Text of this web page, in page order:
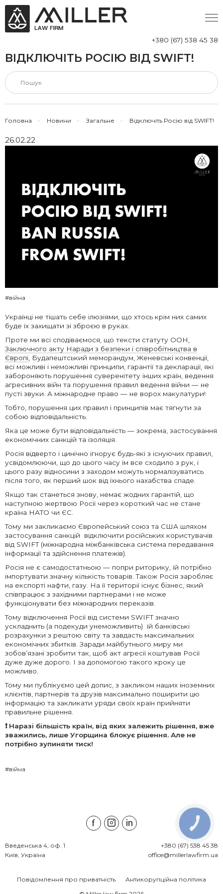
+380 (67) 538 45 38
ВІДКЛЮЧІТЬ РОСІЮ ВІД SWIFT!
Головна > Новини > Загальне > Відключіть Росію від SWIFT!
26.02.22
#війна
Українці не тішать себе ілюзіями, що хтось крім них самих
буде їх захищати зі зброєю в руках.
Проте ми всі сподіваємося, що тексти статуту ООН,
Заключного акту Наради з безпеки і співробітництва в
Європі, Будапештський меморандум, Женевські конвенції,
всі можливі і неможливі принципи, гарантії та декларації, які
забороняють порушення суверенітету інших країн, ведення
агресивних війн та порушення правил ведення війни — не
пусті звуки. А міжнародне право — не ворох макулатури!
Тобто, порушення цих правил і принципів має тягнути за
собою відповідальність.
Яка це може бути відповідальність — зокрема, застосування
економічних санкцій та ізоляція.
Росія відверто і цинічно ігнорує будь-які з існуючих правил,
усвідомлюючи, що до цього часу їм все сходило з рук, і
цього разу відносини з заходом можуть нормалізуватись
після того, як перший шок від їхнього нахабства спаде.
Якщо так станеться знову, немає жодних гарантій, що
наступною жертвою Росії через короткий час не стане
країна НАТО чи ЄС.
Тому ми закликаємо Європейський союз та США шляхом
застосування санкцій відключити російських користувачів
від SWIFT (міжнародна міжбанківська система передавання
інформації та здійснення платежів).
Росія не є самодостатньою — попри риторику, їй потрібно
імпортувати значну кількість товарів. Також Росія заробляє
на експорті нафти, газу. На її території існує бізнес, який
співпрацює з західними партнерами і не може
функціонувати без міжнародних переказів.
Тому відключення Росії від системи SWIFT значно
ускладнить (а подекуди унеможливить) їй банківські
розрахунки з рештою світу та завдасть максимальних
економічних збитків. Заради майбутнього миру ми
зобов’язані зробити так, щоб акт агресії коштував Росії
дуже дуже дорого. І за допомогою такого кроку це
можливо.
Тому ми публікуємо цей допис, з закликом наших іноземних
клієнтів, партнерів та друзів максимально поширити цю
інформацію та закликати уряди своїх країн прийняти
правильне рішення.
❗ Наразі більшість країн, від яких залежить рішення, вже
зважились, лише Угорщина блокує рішення. Але не
потрібно зупиняти тиск!
#війна
Введенська 4, оф. 1
Київ, Україна
+380 (67) 538 45 38
office@millerlawfirm.ua
Повідомлення про приватність
Антикорупційна політика
КНОПКА
ЗВ'ЯЗКУ